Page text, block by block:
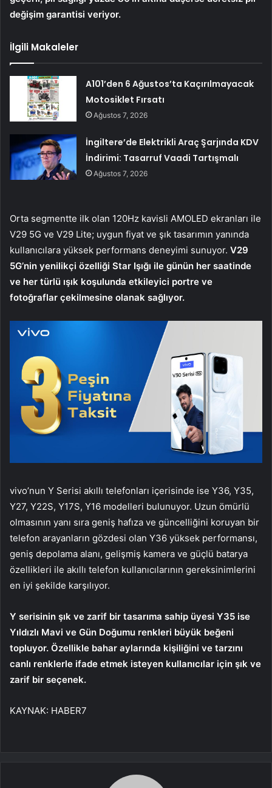
değişim garantisi veriyor.
İlgili Makaleler
A101’den 6 Ağustos’ta Kaçırılmayacak
Motosiklet Fırsatı
Ağustos 7, 2026
İngiltere’de Elektrikli Araç Şarjında KDV
İndirimi: Tasarruf Vaadi Tartışmalı
Ağustos 7, 2026
Orta segmentte ilk olan 120Hz kavisli AMOLED ekranları ile
V29 5G ve V29 Lite; uygun fiyat ve şık tasarımın yanında
kullanıcılara yüksek performans deneyimi sunuyor. V29
5G’nin yenilikçi özelliği Star Işığı ile günün her saatinde
ve her türlü ışık koşulunda etkileyici portre ve
fotoğraflar çekilmesine olanak sağlıyor.
vivo’nun Y Serisi akıllı telefonları içerisinde ise Y36, Y35,
Y27, Y22S, Y17S, Y16 modelleri bulunuyor. Uzun ömürlü
olmasının yanı sıra geniş hafıza ve güncelliğini koruyan bir
telefon arayanların gözdesi olan Y36 yüksek performansı,
geniş depolama alanı, gelişmiş kamera ve güçlü batarya
özellikleri ile akıllı telefon kullanıcılarının gereksinimlerini
en iyi şekilde karşılıyor.
Y serisinin şık ve zarif bir tasarıma sahip üyesi Y35 ise
Yıldızlı Mavi ve Gün Doğumu renkleri büyük beğeni
topluyor. Özellikle bahar aylarında kişiliğini ve tarzını
canlı renklerle ifade etmek isteyen kullanıcılar için şık ve
zarif bir seçenek.
KAYNAK: HABER7